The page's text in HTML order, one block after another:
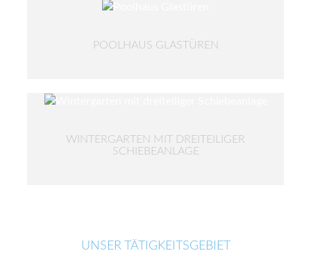
POOLHAUS GLASTÜREN
WINTERGARTEN MIT DREITEILIGER
SCHIEBEANLAGE
UNSER TÄTIGKEITSGEBIET